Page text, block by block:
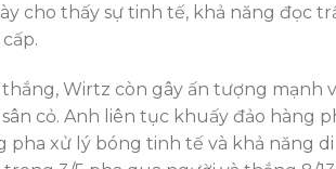
cho thấy sự tinh tế, khả năng đọc
Wirtz còn gây ấn tượng mạnh
cỏ. Anh liên tục khuấy đảo hàng
pha xử lý bóng tinh tế và khả năng